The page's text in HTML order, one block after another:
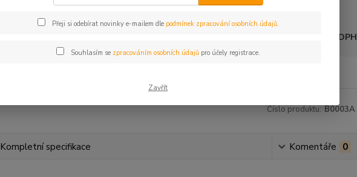
Nejsme plátci DPH
Číslo produktu: B0003A
Kompletní specifikace Komentáře 0
Přeji si odebírat novinky e-mailem dle podmínek zpracování osobních údajů.
Souhlasím se zpracováním osobních údajůpro účely registrace.
Zavřít